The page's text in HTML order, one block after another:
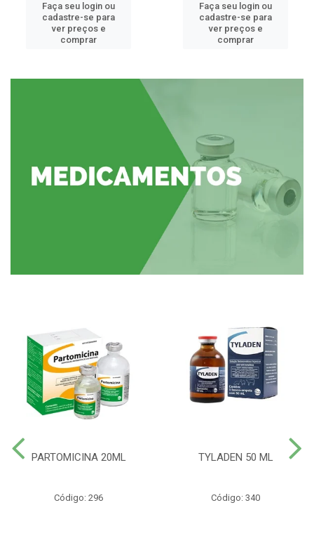
Faça seu login ou
cadastre-se para
ver preços e
comprar
Faça seu login ou
cadastre-se para
ver preços e
comprar
PARTOMICINA 20ML
Código: 296
TYLADEN 50 ML
Código: 340